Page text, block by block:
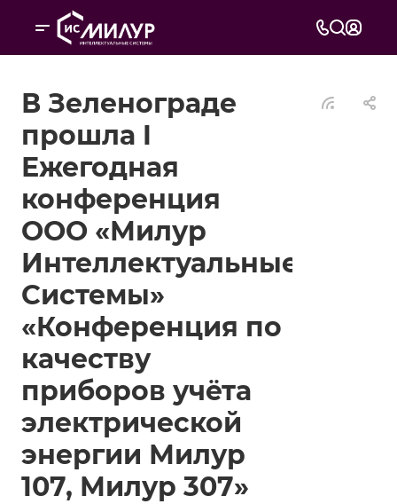
В Зеленограде
прошла I
Ежегодная
конференция
ООО «Милур
Интеллектуальные
Системы»
«Конференция по
качеству
приборов учёта
электрической
энергии Милур
107, Милур 307»